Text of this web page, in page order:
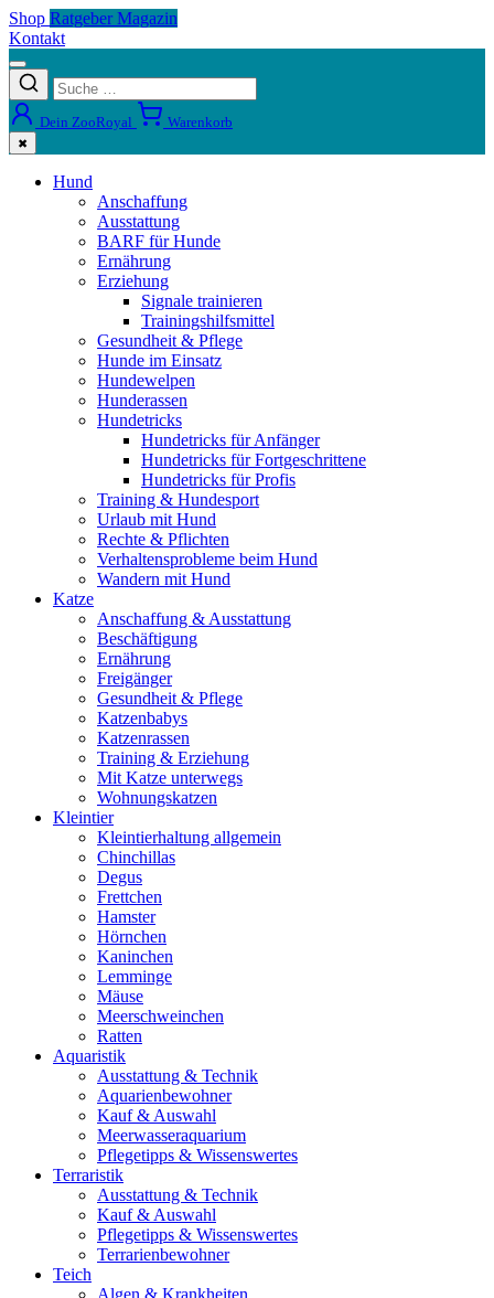
Shop Ratgeber Magazin
Kontakt
Dein ZooRoyal Warenkorb
✖
Hund
Anschaffung
Ausstattung
BARF für Hunde
Ernährung
Erziehung
Signale trainieren
Trainingshilfsmittel
Gesundheit & Pflege
Hunde im Einsatz
Hundewelpen
Hunderassen
Hundetricks
Hundetricks für Anfänger
Hundetricks für Fortgeschrittene
Hundetricks für Profis
Training & Hundesport
Urlaub mit Hund
Rechte & Pflichten
Verhaltensprobleme beim Hund
Wandern mit Hund
Katze
Anschaffung & Ausstattung
Beschäftigung
Ernährung
Freigänger
Gesundheit & Pflege
Katzenbabys
Katzenrassen
Training & Erziehung
Mit Katze unterwegs
Wohnungskatzen
Kleintier
Kleintierhaltung allgemein
Chinchillas
Degus
Frettchen
Hamster
Hörnchen
Kaninchen
Lemminge
Mäuse
Meerschweinchen
Ratten
Aquaristik
Ausstattung & Technik
Aquarienbewohner
Kauf & Auswahl
Meerwasseraquarium
Pflegetipps & Wissenswertes
Terraristik
Ausstattung & Technik
Kauf & Auswahl
Pflegetipps & Wissenswertes
Terrarienbewohner
Teich
Algen & Krankheiten